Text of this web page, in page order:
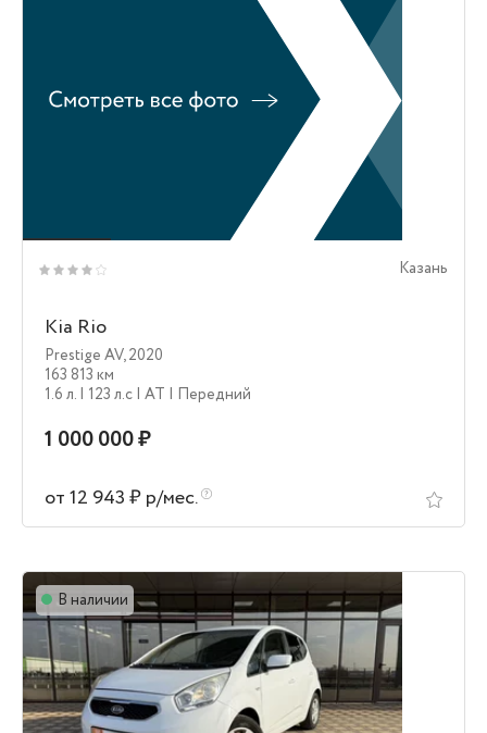
Казань
Kia Rio
Prestige AV,2020
163 813 км
1.6 л. | 123 л.c | AT | Передний
1 000 000 ₽
от 12 943 ₽ р/мес.
В наличии